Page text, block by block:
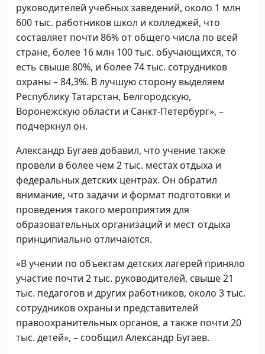
руководителей учебных заведений, около 1 млн
600 тыс. работников школ и колледжей, что
составляет почти 86% от общего числа по всей
стране, более 16 млн 100 тыс. обучающихся, то
есть свыше 80%, и более 74 тыс. сотрудников
охраны – 84,3%. В лучшую сторону выделяем
Республику Татарстан, Белгородскую,
Воронежскую области и Санкт-Петербург», –
подчеркнул он.
Александр Бугаев добавил, что учение также
провели в более чем 2 тыс. местах отдыха и
федеральных детских центрах. Он обратил
внимание, что задачи и формат подготовки и
проведения такого мероприятия для
образовательных организаций и мест отдыха
принципиально отличаются.
«В учении по объектам детских лагерей приняло
участие почти 2 тыс. руководителей, свыше 21
тыс. педагогов и других работников, около 3 тыс.
сотрудников охраны и представителей
правоохранительных органов, а также почти 20
тыс. детей», – сообщил Александр Бугаев.